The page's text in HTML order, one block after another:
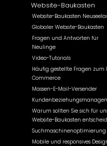
Website-Baukasten
Website-Baukasten
Globaler Website-Baukasten
Fragen und Antworten für
Neulinge
Video-Tutorials
Häufig gestellte Fragen zum
Commerce
Massen-E-Mail-Versender
Warum sollten Sie sich für
Website-Baukasten
Suchmaschinenoptimierung
Mobile und responsives